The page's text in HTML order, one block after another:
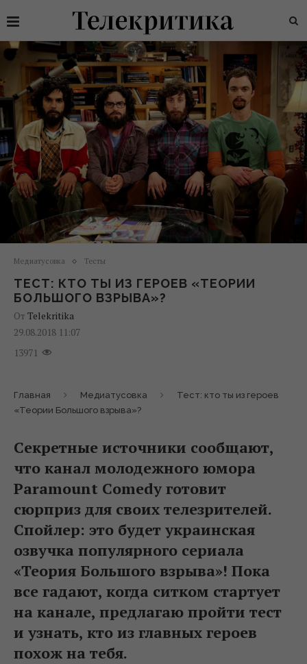
Медиатусовка Тесты
ТЕСТ: КТО ТЫ ИЗ ГЕРОЕВ «ТЕОРИИ
БОЛЬШОГО ВЗРЫВА»?
От Telekritika
29.08.2018 11:07
13971
Главная Медиатусовка
Тест: кто ты из героев
«Теории Большого взрыва»?
Секретные источники сообщают,
что канал молодежного юмора
Paramount Comedy готовит
сюрприз для своих телезрителей.
Спойлер: это будет украинская
озвучка популярного сериала
«Теория Большого взрыва»! Пока
все гадают, когда ситком стартует
на канале, предлагаю пройти тест
и узнать, кто из главных героев
похож на тебя.